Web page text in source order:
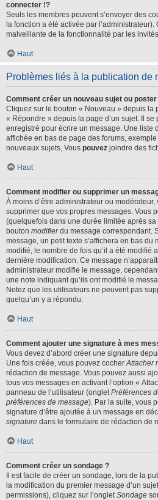
connecter !?
Seuls les membres peuvent s’envoyer des
la fonction a été activée par
malveillante de la fonctionnalité par les
Haut
Problèmes liés à la publication de
Comment créer un nouveau sujet ou
Cliquez sur le bouton « Nouveau » depuis la
« Répondre » depuis la page d’un sujet. Il se
enregistré pour écrire un message. Une liste
affichée en bas de page des forums, exemple
nouveaux sujets, Vous pouvez joindre des
Haut
Comment modifier ou supprimer un
À moins d’être administrateur ou
supprimer que vos propres messages. Vous
(quelquefois dans une durée limitée après
bouton modifierdu message correspondant.
message, un petit texte s’affichera en bas du
modifié, le nombre de fois qu’il a été modifié
dernière modification. Ce message
administrateur modifie le message,
une note indiquant qu’ils ont modifié le
Notez que les utilisateurs ne peuvent pas
quelqu’un y a répondu.
Haut
Comment ajouter une signature à mes
Vous devez d’abord créer une signature
Une fois créée, vous pouvez cocherAttacher
rédaction de message. Vous pouvez aussi
tous vos messages en activant l’option «
panneau de l’utilisateur (ongletPréférences
préférences de message). Par la suite, vous
signature d’être ajoutée à un message en
signature dans le formulaire de rédaction de
Haut
Comment créer un sondage ?
Il est facile de créer un sondage, lors de la
la modification du premier message d’un
permissions), cliquez sur l’ongletSondage